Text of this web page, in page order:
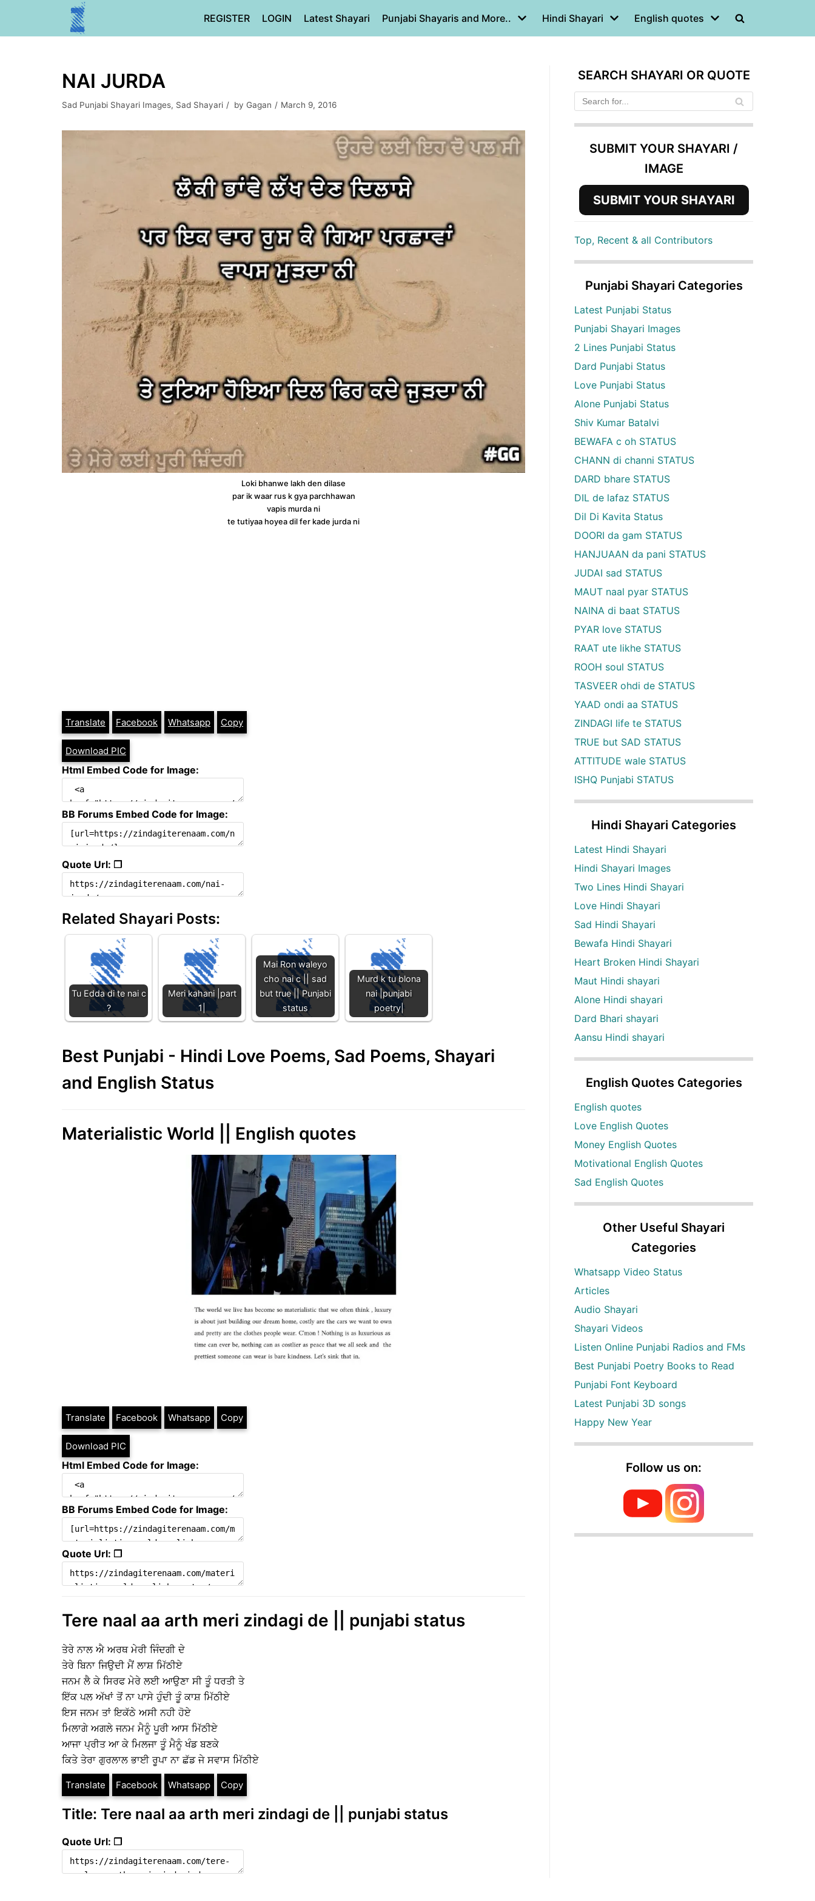
REGISTER LOGIN Latest Shayari Punjabi Shayaris and More.. Hindi Shayari English quotes
NAI JURDA
Sad Punjabi Shayari Images, Sad Shayari by Gagan March 9, 2016
Loki bhanwe lakh den dilase
par ik waar rus k gya parchhawan
vapis murda ni
te tutiyaa hoyea dil fer kade jurda ni
Translate Facebook Whatsapp Copy
Download PIC
Html Embed Code for Image:
BB Forums Embed Code for Image:
Quote Url: ❐
Related Shayari Posts:
Tu Edda di te nai c
?
Meri kahani |part
1|
Mai Ron waleyo
cho nai c || sad
but true || Punjabi
status
Murd k tu blona
nai |punjabi
poetry|
Best Punjabi - Hindi Love Poems, Sad Poems, Shayari
and English Status
Materialistic World || English quotes
Translate Facebook Whatsapp Copy
Download PIC
Html Embed Code for Image:
BB Forums Embed Code for Image:
Quote Url: ❐
Tere naal aa arth meri zindagi de || punjabi status
ਤੇਰੇ ਨਾਲ ਐ ਅਰਥ ਮੇਰੀ ਜਿੰਦਗੀ ਦੇ
ਤੇਰੇ ਬਿਨਾ ਜਿਉਦੀ ਮੈਂ ਲਾਸ਼ ਮਿੱਠੀਏ
ਜਨਮ ਲੈ ਕੇ ਸਿਰਫ ਮੇਰੇ ਲਈ ਆਉਣਾ ਸੀ ਤੂੰ ਧਰਤੀ ਤੇ
ਇੱਕ ਪਲ ਅੱਖਾਂ ਤੋਂ ਨਾ ਪਾਸੇ ਹੁੰਦੀ ਤੂੰ ਕਾਸ਼ ਮਿੱਠੀਏ
ਇਸ ਜਨਮ ਤਾਂ ਇਕੱਠੇ ਅਸੀ ਨਹੀ ਹੋਏ
ਮਿਲਾਗੇ ਅਗਲੇ ਜਨਮ ਮੈਨੂੰ ਪੂਰੀ ਆਸ ਮਿੱਠੀਏ
ਆਜਾ ਪ੍ਰੀਤ ਆ ਕੇ ਮਿਲਜਾ ਤੂੰ ਮੈਨੂੰ ਖੰਡ ਬਣਕੇ
ਕਿਤੇ ਤੇਰਾ ਗੁਰਲਾਲ ਭਾਈ ਰੂਪਾ ਨਾ ਛੱਡ ਜੇ ਸਵਾਸ ਮਿੱਠੀਏ
Translate Facebook Whatsapp Copy
Title: Tere naal aa arth meri zindagi de || punjabi status
Quote Url: ❐
SEARCH SHAYARI OR QUOTE
SUBMIT YOUR SHAYARI /
IMAGE
SUBMIT YOUR SHAYARI
Top, Recent & all Contributors
Punjabi Shayari Categories
Latest Punjabi Status
Punjabi Shayari Images
2 Lines Punjabi Status
Dard Punjabi Status
Love Punjabi Status
Alone Punjabi Status
Shiv Kumar Batalvi
BEWAFA c oh STATUS
CHANN di channi STATUS
DARD bhare STATUS
DIL de lafaz STATUS
Dil Di Kavita Status
DOORI da gam STATUS
HANJUAAN da pani STATUS
JUDAI sad STATUS
MAUT naal pyar STATUS
NAINA di baat STATUS
PYAR love STATUS
RAAT ute likhe STATUS
ROOH soul STATUS
TASVEER ohdi de STATUS
YAAD ondi aa STATUS
ZINDAGI life te STATUS
TRUE but SAD STATUS
ATTITUDE wale STATUS
ISHQ Punjabi STATUS
Hindi Shayari Categories
Latest Hindi Shayari
Hindi Shayari Images
Two Lines Hindi Shayari
Love Hindi Shayari
Sad Hindi Shayari
Bewafa Hindi Shayari
Heart Broken Hindi Shayari
Maut Hindi shayari
Alone Hindi shayari
Dard Bhari shayari
Aansu Hindi shayari
English Quotes Categories
English quotes
Love English Quotes
Money English Quotes
Motivational English Quotes
Sad English Quotes
Other Useful Shayari
Categories
Whatsapp Video Status
Articles
Audio Shayari
Shayari Videos
Listen Online Punjabi Radios and FMs
Best Punjabi Poetry Books to Read
Punjabi Font Keyboard
Latest Punjabi 3D songs
Happy New Year
Follow us on: